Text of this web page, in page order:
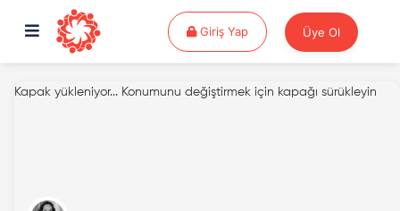
Giriş YapGiriş Yap Üye Ol
Kapak yükleniyor... Konumunu değiştirmek için kapağı sürükleyin